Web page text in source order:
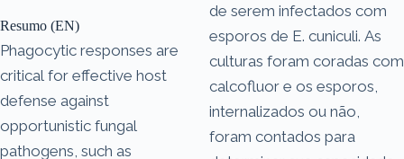
Resumo (EN)
Phagocytic responses are
critical for effective host
defense against
opportunistic fungal
pathogens, such as
de serem infectados com
esporos de E. cuniculi. As
culturas foram coradas com
calcofluor e os esporos,
internalizados ou não,
foram contados para